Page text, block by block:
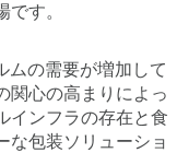
す。
ムの需要が増加して
関心の高まりによっ
インフラの存在と食
な包装ソリューショ